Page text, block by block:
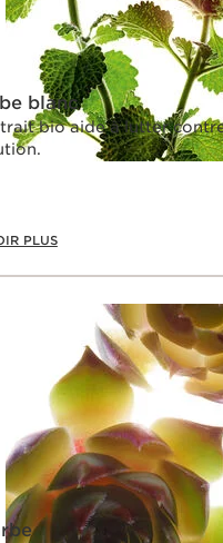
blanc
bio aide à lutter
PLUS